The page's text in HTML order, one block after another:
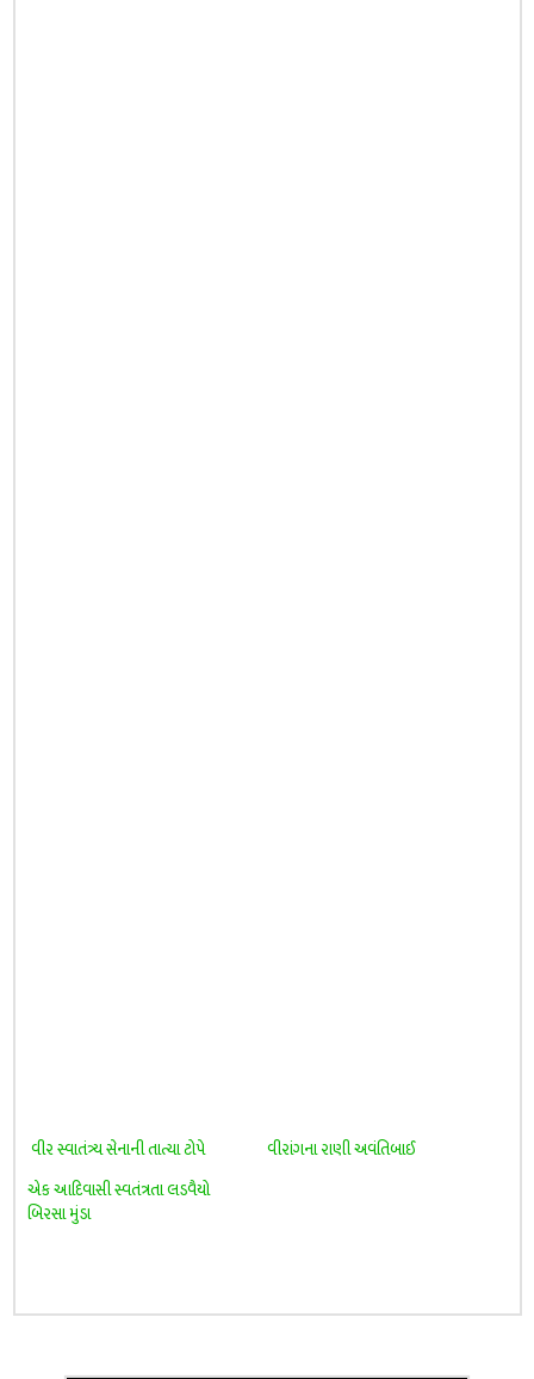
વીર સ્વાતંત્ર્ય સેનાની તાત્યા ટોપે
વીરાંગના રાણી અવંતિબાઈ
એક આદિવાસી સ્વતંત્રતા લડવૈયો
બિરસા મુંડા